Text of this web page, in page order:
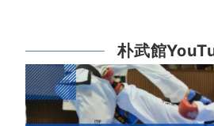
朴武館